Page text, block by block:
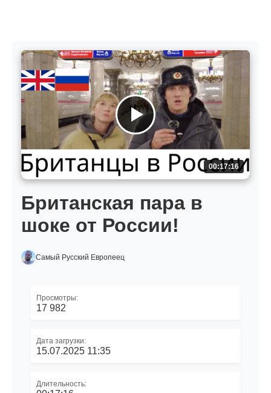
00:17:16
Британская пара в
шоке от России!
Самый Русский Европеец
Просмотры:
17 982
Дата загрузки:
15.07.2025 11:35
Длительность: